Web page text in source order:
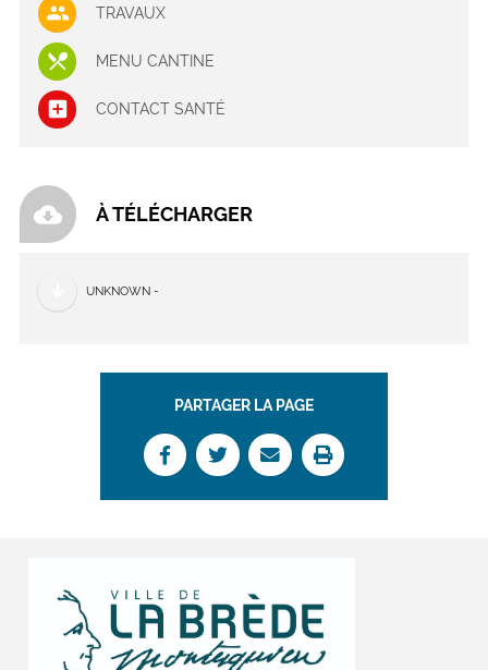
TRAVAUX
MENU CANTINE
CONTACT SANTÉ
cloud_download À TÉLÉCHARGER
UNKNOWN -
PARTAGER LA PAGE